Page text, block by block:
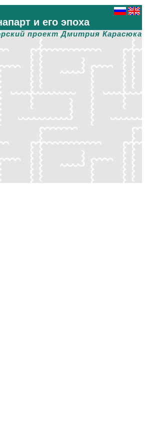
и его эпоха
проект Дмитрия Карасюка